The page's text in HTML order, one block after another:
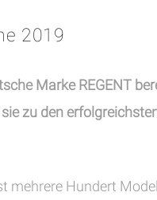
2019
Marke REGENT
zu den
mehrere Hundert